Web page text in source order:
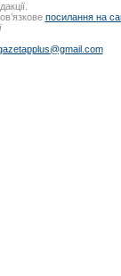
посилання на